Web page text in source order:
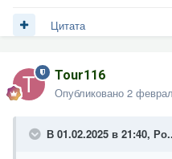
Цитата
Tour116
Опубликовано 2
В 01.02.2025 в 21:40,